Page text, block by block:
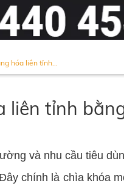
hóa liên tỉnh...
liên tỉnh
và nhu cầu tiêu
chính là chìa khóa